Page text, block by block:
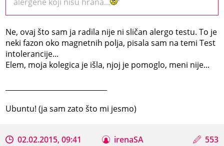
Ne, ovaj što sam ja radila nije ni sličan alergo testu. To je
neki fazon oko magnetnih polja, pisala sam na temi Test
intolerancije...
Elem, moja kolegica je išla, njoj je pomoglo, meni nije...
Ubuntu! (ja sam zato što mi jesmo)
02.02.2015, 09:41 irenaSA 553